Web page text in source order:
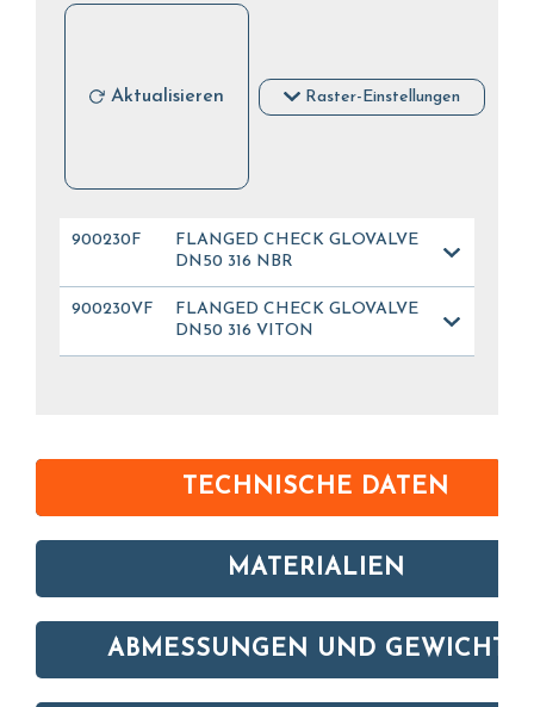
Aktualisieren Raster-Einstellungen
900230F
FLANGED CHECK GLOVALVE
DN50 316 NBR
900230VF
FLANGED CHECK GLOVALVE
DN50 316 VITON
TECHNISCHE DATEN
MATERIALIEN
ABMESSUNGEN UND GEWICHTE